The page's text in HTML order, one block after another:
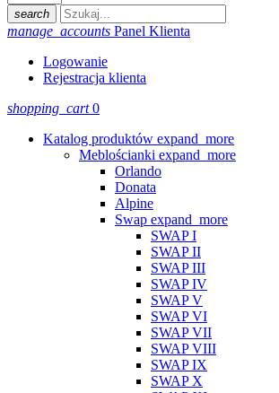
search
manage_accounts Panel Klienta
Logowanie
Rejestracja klienta
shopping_cart 0
Katalog produktów expand_more
Meblościanki expand_more
Orlando
Donata
Alpine
Swap expand_more
SWAP I
SWAP II
SWAP III
SWAP IV
SWAP V
SWAP VI
SWAP VII
SWAP VIII
SWAP IX
SWAP X